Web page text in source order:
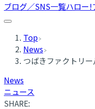
ブログ／SNS一覧ハロー!
Top
News
つばきファクトリ
News
ニュース
SHARE: